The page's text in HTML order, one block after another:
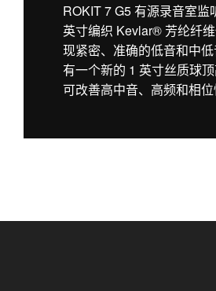
ROKIT 7 G5 有源录音室监
英寸编织 Kevlar® 芳纶纤
现紧密、准确的低音和中
有一个新的 1 英寸丝质球顶
可改善高中音、高频和相